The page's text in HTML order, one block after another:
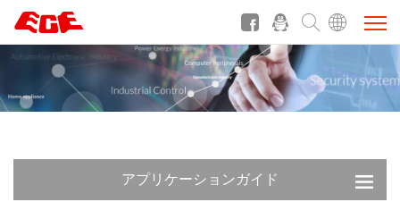
アプリケーションガイド